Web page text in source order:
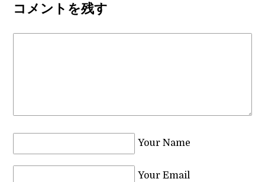
コメントを残す
Your Name
Your Email